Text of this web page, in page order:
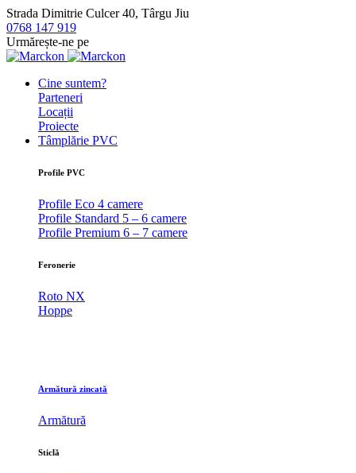
Strada Dimitrie Culcer 40, Târgu Jiu
0768 147 919
Urmărește-ne pe
Cine suntem?
Parteneri
Locații
Proiecte
Tâmplărie PVC
Profile PVC
Profile Eco 4 camere
Profile Standard 5 – 6 camere
Profile Premium 6 – 7 camere
Feronerie
Roto NX
Hoppe
Armătură zincată
Armătură
Sticlă